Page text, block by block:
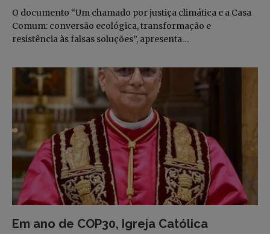
O documento “Um chamado por justiça climática e a Casa
Comum: conversão ecológica, transformação e
resistência às falsas soluções”, apresenta…
Em ano de COP30, Igreja Católica